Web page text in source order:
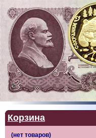
Корзина